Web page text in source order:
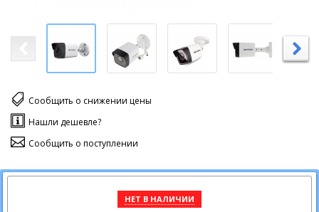
Сообщить о снижении цены
Нашли дешевле?
Сообщить о поступлении
НЕТ В НАЛИЧИИ